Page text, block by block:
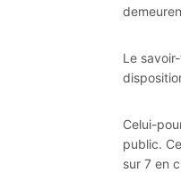
Le
Celui-
public.
sur 7 en